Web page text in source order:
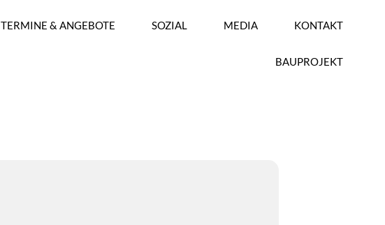
TERMINE & ANGEBOTE SOZIAL MEDIA KONTAKT
BAUPROJEKT